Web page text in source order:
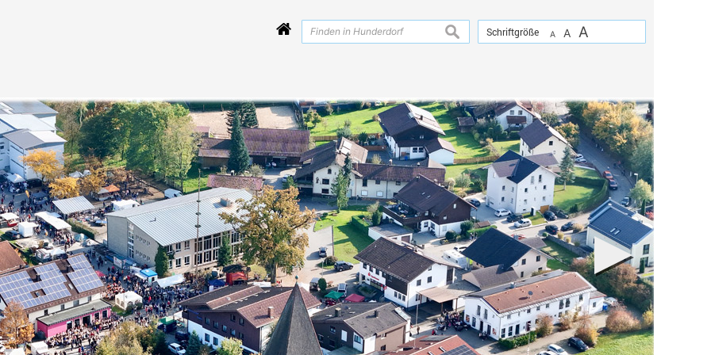
Schriftgröße A A A
suchen